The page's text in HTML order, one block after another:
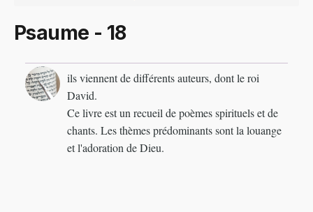
Psaume - 18
ils viennent de différents auteurs, dont le roi
David.
Ce livre est un recueil de poèmes spirituels et de
chants. Les thèmes prédominants sont la louange
et l'adoration de Dieu.